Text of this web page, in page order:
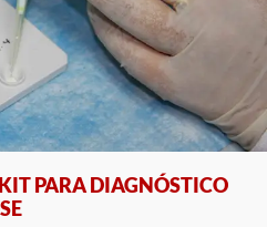
PARA DIAGNÓSTICO